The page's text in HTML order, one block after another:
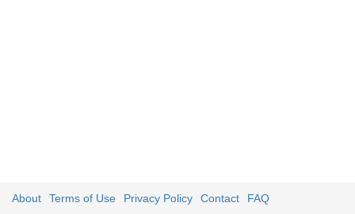
About Terms of Use Privacy Policy Contact FAQ